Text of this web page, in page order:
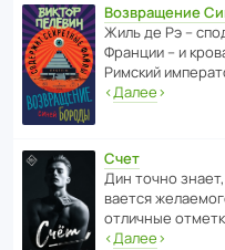
Возвращение
Жиль де Рэ –
Франции – и
Римский
‹Далее›
Счет
Дин точно
ва­ется
отли­чные
‹Далее›